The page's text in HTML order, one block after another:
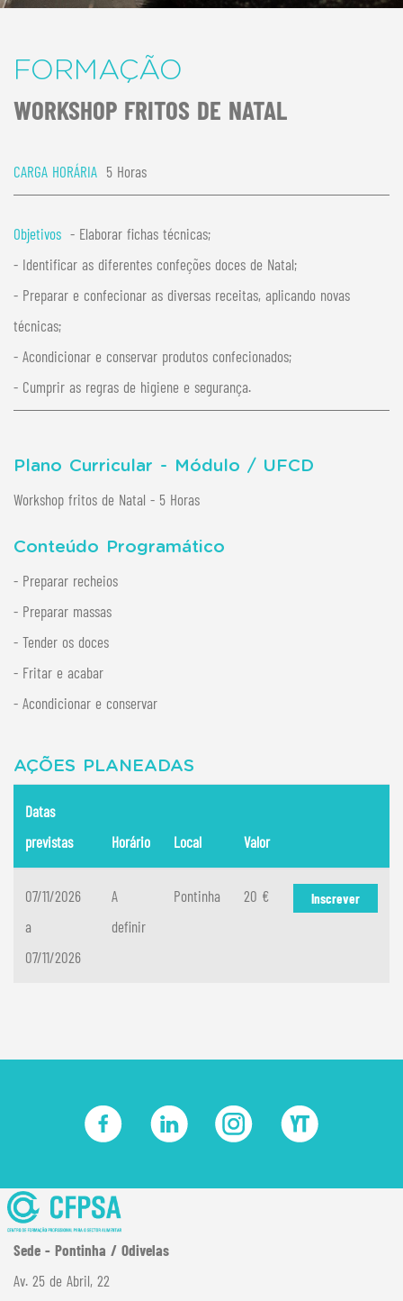
FORMAÇÃO
WORKSHOP FRITOS DE NATAL
CARGA HORÁRIA 5 Horas
Objetivos - Elaborar fichas técnicas;
- Identificar as diferentes confeções doces de Natal;
- Preparar e confecionar as diversas receitas, aplicando novas
técnicas;
- Acondicionar e conservar produtos confecionados;
- Cumprir as regras de higiene e segurança.
Plano Curricular - Módulo / UFCD
Workshop fritos de Natal - 5 Horas
Conteúdo Programático
- Preparar recheios
- Preparar massas
- Tender os doces
- Fritar e acabar
- Acondicionar e conservar
AÇÕES PLANEADAS
Datas
previstas
Horário Local Valor
07/11/2026
a
07/11/2026
A
definir
Pontinha 20 € Inscrever
Sede - Pontinha / Odivelas
Av. 25 de Abril, 22